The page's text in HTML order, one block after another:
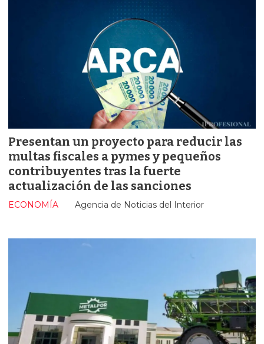
Presentan un proyecto para reducir las
multas fiscales a pymes y pequeños
contribuyentes tras la fuerte
actualización de las sanciones
Agencia de Noticias del Interior
ECONOMÍA